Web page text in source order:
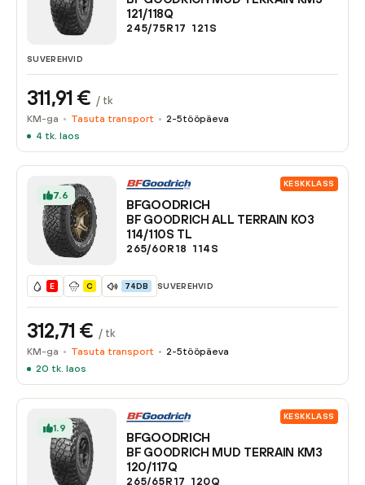
121/118Q
245/75R17 121 S
SUVEREHVID
311,91 € / tk
KM-ga Tasuta transport 2-5tööpäeva
4 tk. laos
7.6
KESKKLASS
BFGOODRICH
BF GOODRICH ALL TERRAIN KO3
114/110S TL
265/60R18 114 S
E C 74DB SUVEREHVID
312,71 € / tk
KM-ga Tasuta transport 2-5tööpäeva
20 tk. laos
1.9
KESKKLASS
BFGOODRICH
BF GOODRICH MUD TERRAIN KM3
120/117Q
265/65R17 120Q